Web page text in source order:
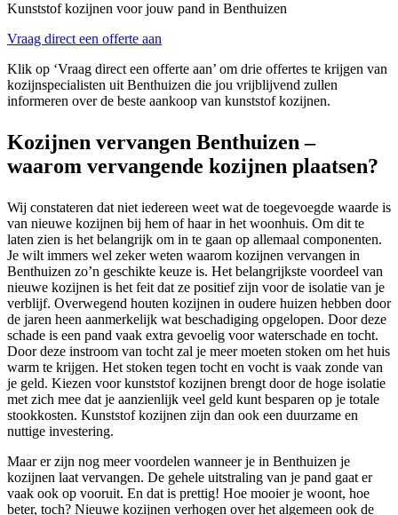
Kunststof kozijnen voor jouw pand in Benthuizen
Vraag direct een offerte aan
Klik op ‘Vraag direct een offerte aan’ om drie offertes te krijgen van
kozijnspecialisten uit Benthuizen die jou vrijblijvend zullen
informeren over de beste aankoop van kunststof kozijnen.
Kozijnen vervangen Benthuizen –
waarom vervangende kozijnen plaatsen?
Wij constateren dat niet iedereen weet wat de toegevoegde waarde is
van nieuwe kozijnen bij hem of haar in het woonhuis. Om dit te
laten zien is het belangrijk om in te gaan op allemaal componenten.
Je wilt immers wel zeker weten waarom kozijnen vervangen in
Benthuizen zo’n geschikte keuze is. Het belangrijkste voordeel van
nieuwe kozijnen is het feit dat ze positief zijn voor de isolatie van je
verblijf. Overwegend houten kozijnen in oudere huizen hebben door
de jaren heen aanmerkelijk wat beschadiging opgelopen. Door deze
schade is een pand vaak extra gevoelig voor waterschade en tocht.
Door deze instroom van tocht zal je meer moeten stoken om het huis
warm te krijgen. Het stoken tegen tocht en vocht is vaak zonde van
je geld. Kiezen voor kunststof kozijnen brengt door de hoge isolatie
met zich mee dat je aanzienlijk veel geld kunt besparen op je totale
stookkosten. Kunststof kozijnen zijn dan ook een duurzame en
nuttige investering.
Maar er zijn nog meer voordelen wanneer je in Benthuizen je
kozijnen laat vervangen. De gehele uitstraling van je pand gaat er
vaak ook op vooruit. En dat is prettig! Hoe mooier je woont, hoe
beter, toch? Nieuwe kozijnen verhogen over het algemeen ook de